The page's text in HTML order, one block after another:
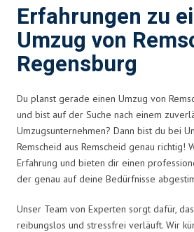
Erfahrungen zu
Umzug von
Regensburg
Du planst gerade einen Umzug von
und bist auf der Suche nach einem
Umzugsunternehmen? Dann bist du bei
Remscheid aus Remscheid genau richtig!
Erfahrung und bieten dir einen
der genau auf deine Bedürfnisse
Unser Team von Experten sorgt dafür,
reibungslos und stressfrei verläuft. Wir